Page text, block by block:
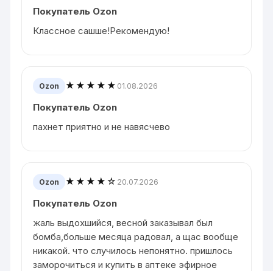
Покупатель Ozon
Классное сашше!Рекомендую!
Ozon ★★★★★ 01.08.2026
Покупатель Ozon
пахнет приятно и не навясчево
Ozon ★★★★☆ 20.07.2026
Покупатель Ozon
жаль выдохшийся, весной заказывал был
бомба,больше месяца радовал, а щас вообще
никакой. что случилось непонятно. пришлось
заморочиться и купить в аптеке эфирное